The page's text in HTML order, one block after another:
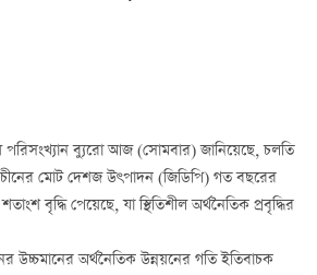
ব্যুরো আজ (সোমবার) জানিয়েছে, চলতি
চীনের মোট দেশজ উৎপাদন (জিডিপি) গত বছরের
বৃদ্ধি পেয়েছে, যা স্থিতিশীল অর্থনৈতিক প্রবৃদ্ধির
উচ্চমানের অর্থনৈতিক উন্নয়নের গতি ইতিবাচক